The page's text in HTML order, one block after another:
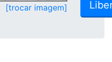
[trocar imagem]